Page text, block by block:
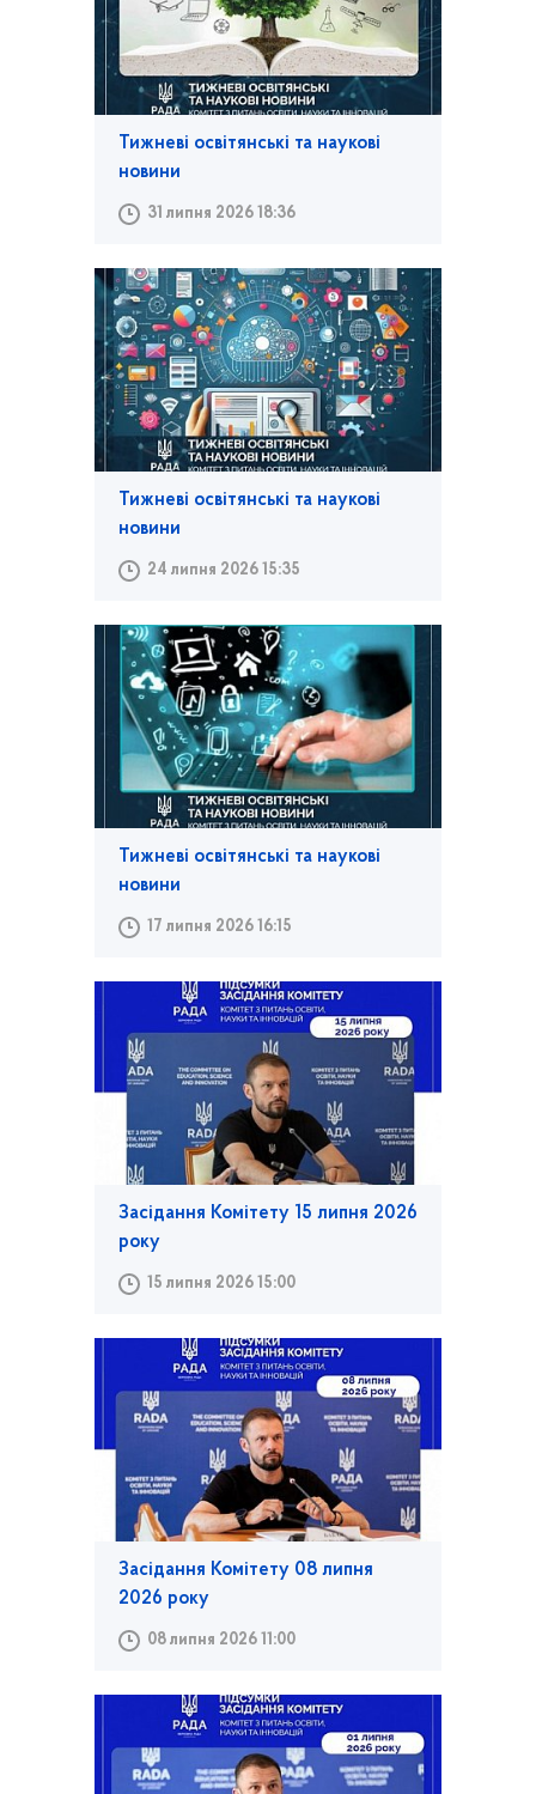
Тижневі освітянські та наукові
новини
31 липня 2026 18:36
Тижневі освітянські та наукові
новини
24 липня 2026 15:35
Тижневі освітянські та наукові
новини
17 липня 2026 16:15
Засідання Комітету 15 липня 2026
року
15 липня 2026 15:00
Засідання Комітету 08 липня
2026 року
08 липня 2026 11:00